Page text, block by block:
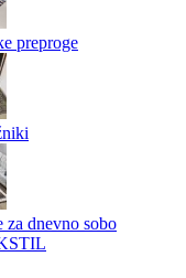
preproge
za dnevno sobo